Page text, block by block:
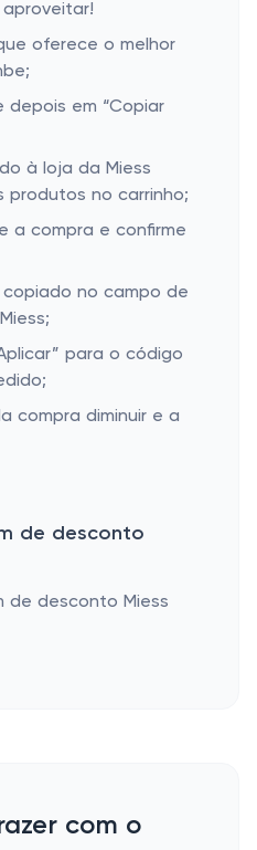
oferece o melhor
depois em “Copiar
à loja da Miess
produtos no carrinho;
a compra e confirme
no campo de
para o código
compra diminuir e a
de desconto
com o